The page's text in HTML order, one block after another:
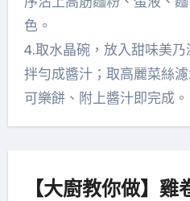
色。
4.取水晶碗，放入甜味美乃
拌勻成醬汁；取高麗菜絲
可樂餅、附上醬汁即完成。
【大廚教你做】雞